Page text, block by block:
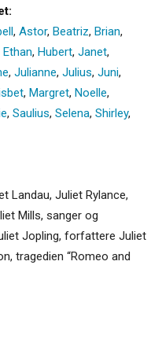
, Astor, Beatriz, Brian,
Ethan, Hubert, Janet,
, Julianne, Julius, Juni,
, Margret, Noelle,
, Saulius, Selena, Shirley,
Landau, Juliet Rylance,
Mills, sanger og
Jopling, forfattere Juliet
tragedien “Romeo and